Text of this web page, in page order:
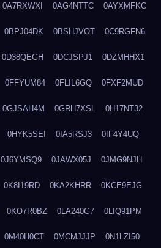
0A7RXWXI 0AG4NTTC 0AYXMFKC
0BPJ04DK 0BSHJVOT 0C9RGFN6
0D38QEGH 0DCJSPJ1 0DZMHHX1
0FFYUM84 0FLIL6GQ 0FXF2MUD
0GJSAH4M 0GRH7XSL 0H17NT32
0HYK5SEI 0IA5RSJ3 0IF4Y4UQ
0J6YMSQ9 0JAWX05J 0JMG9NJH
0K8I19RD 0KA2KHRR 0KCE9EJG
0KO7R0BZ 0LA240G7 0LIQ91PM
0M40H0CT 0MCMJJJP 0N1LZI50